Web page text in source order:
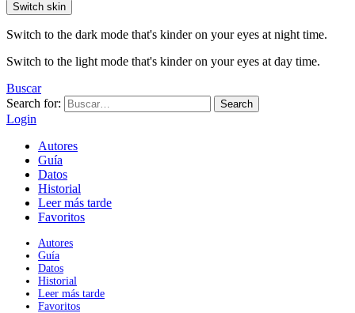
Switch skin
Switch to the dark mode that's kinder on your eyes at night time.
Switch to the light mode that's kinder on your eyes at day time.
Buscar
Search for:
Search
Login
Autores
Guía
Datos
Historial
Leer más tarde
Favoritos
Autores
Guía
Datos
Historial
Leer más tarde
Favoritos